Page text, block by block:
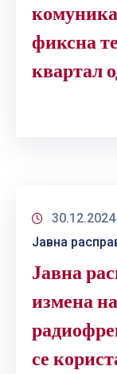
фиксна
квартал
30.12.2024
Јавна
Јавна
измена
се